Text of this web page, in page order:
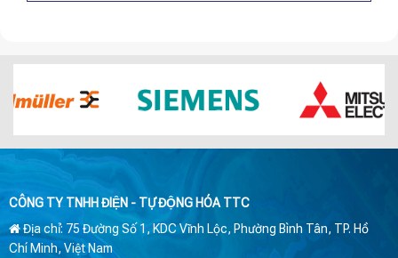
CÔNG TY TNHH ĐIỆN - TỰ ĐỘNG HÓA TTC
Địa chỉ: 75 Đường Số 1, KDC Vĩnh Lộc, Phường Bình Tân, TP. Hồ
Chí Minh, Việt Nam